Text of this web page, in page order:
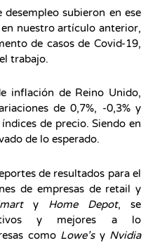
subieron en ese
nuestro artículo anterior,
de casos de Covid-19,
trabajo.
inflación de Reino Unido,
de 0,7%, -0,3% y
de precio. Siendo en
de lo esperado.
de resultados para el
de empresas de retail y
y Home Depot, se
y mejores a lo
como Lowe’sy Nvidia